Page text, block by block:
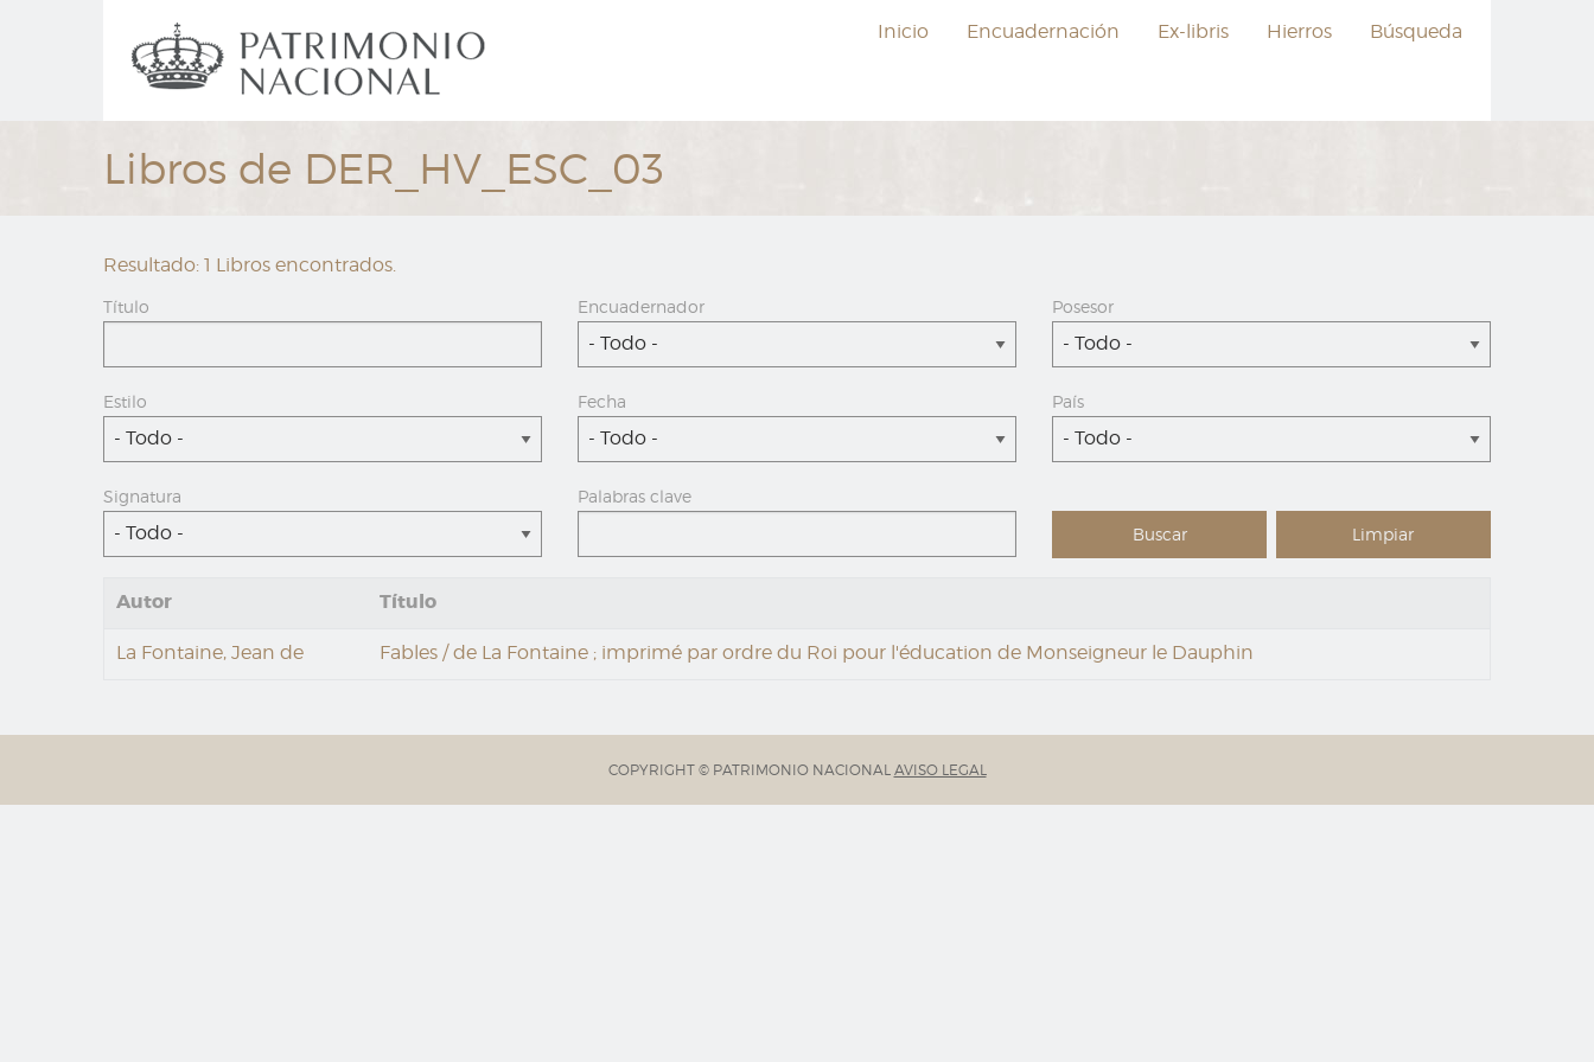
Navegación
principal
Inicio Encuadernación Ex-libris Hierros Búsqueda
Libros de DER_HV_ESC_03
Resultado: 1 Libros encontrados.
Título Encuadernador
- Todo -
Posesor
- Todo -
Estilo
- Todo -
Fecha
- Todo -
País
- Todo -
Signatura
- Todo -
Palabras clave
Autor Título
La Fontaine, Jean de Fables / de La Fontaine ; imprimé par ordre du Roi pour l'éducation de Monseigneur le Dauphin
COPYRIGHT © PATRIMONIO NACIONAL AVISO LEGAL